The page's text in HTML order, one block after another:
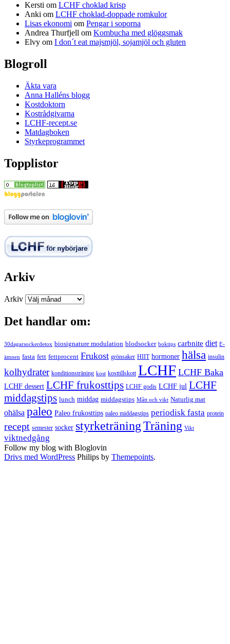
Kersti om LCHF choklad krisp
Anki om LCHF choklad-doppade romkulor
Lisas ekonomi om Pengar i soporna
Andrea Thurfjell om Kombucha med glöggsmak
Elvy om I don´t eat majsmjöl, sojamjöl och gluten
Blogroll
Äkta vara
Anna Halléns blogg
Kostdoktorn
Kostrådgivarna
LCHF-recept.se
Matdagboken
Styrkeprogrammet
Topplistor
Arkiv
Arkiv
Det handlar om:
30dagarsockerdetox biosignature modulation blodsocker boktips carbnite diet E-
ämnen fasta fett fettprocent Frukost grönsaker HIIT hormoner hälsa insulin
kolhydrater konditionsträning kost kosttillskott LCHF LCHF Baka
LCHF dessert LCHF frukosttips LCHF godis LCHF jul LCHF
middagstips lunch middag middagstips Mått och vikt Naturlig mat
ohälsa paleo Paleo frukosttips paleo middagstips periodisk fasta protein
recept semester socker styrketräningTräning Vikt
viktnedgång
Follow my blog with Bloglovin
Drivs med WordPress Philips by Themepoints.